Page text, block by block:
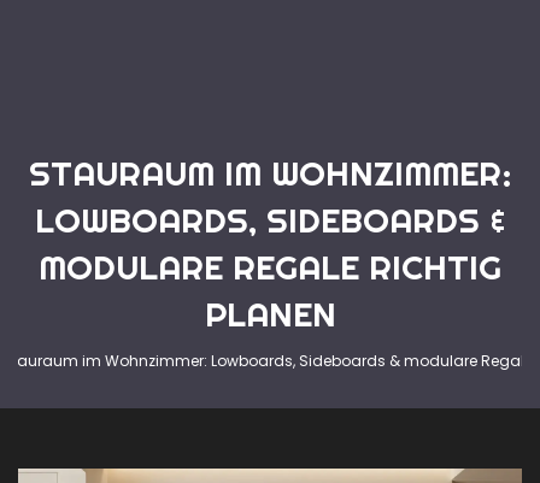
STAURAUM IM WOHNZIMMER:
LOWBOARDS, SIDEBOARDS &
MODULARE REGALE RICHTIG
PLANEN
Stauraum im Wohnzimmer: Lowboards, Sideboards & modulare